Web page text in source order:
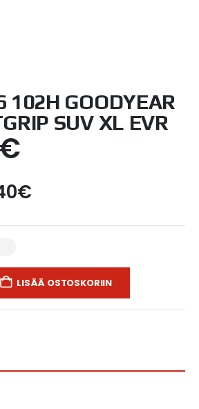
102H GOODYEAR
SUV XL EVR
€
LISÄÄ OSTOSKORIIN